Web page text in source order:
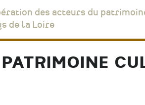
des acteurs du
de la Loire